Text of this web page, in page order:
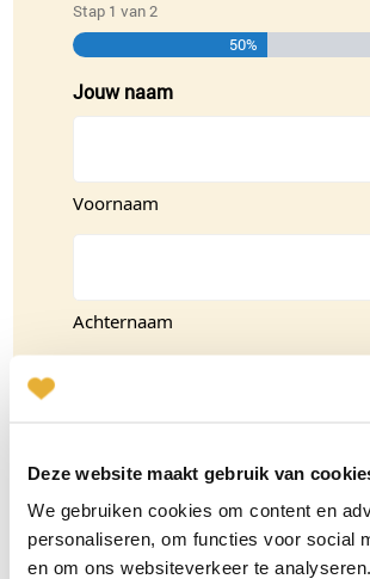
Deze website maakt gebruik van
We gebruiken cookies om content en
personaliseren, om functies voor social
en om ons websiteverkeer te
Stap 1 van2
50%
Jouw naam
Voornaam
Achternaam
Wil je jouw vooraad aanvullen of
1 item aanvragen